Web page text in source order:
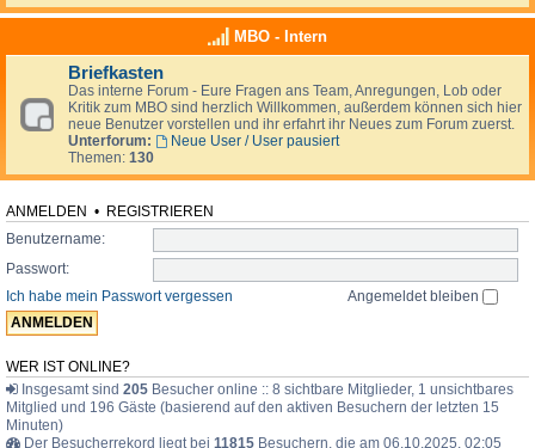
MBO - Intern
Briefkasten
Das interne Forum - Eure Fragen ans Team, Anregungen, Lob oder
Kritik zum MBO sind herzlich Willkommen, außerdem können sich hier
neue Benutzer vorstellen und ihr erfahrt ihr Neues zum Forum zuerst.
Unterforum:
Neue User / User pausiert
Themen: 130
ANMELDEN • REGISTRIEREN
Benutzername:
Passwort:
Ich habe mein Passwort vergessen
Angemeldet bleiben
WER IST ONLINE?
Insgesamt sind 205 Besucher online :: 8 sichtbare Mitglieder, 1 unsichtbares
Mitglied und 196 Gäste (basierend auf den aktiven Besuchern der letzten 15
Minuten)
Der Besucherrekord liegt bei 11815 Besuchern, die am 06.10.2025, 02:05